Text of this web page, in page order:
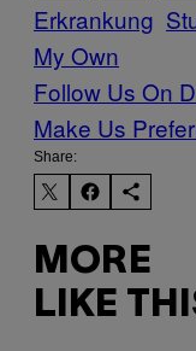
Erkrankung
My Own
Follow Us On
Make Us
Share:
MORE
LIKE